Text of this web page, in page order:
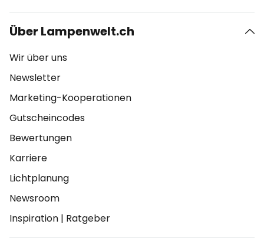
Über Lampenwelt.ch
Wir über uns
Newsletter
Marketing-Kooperationen
Gutscheincodes
Bewertungen
Karriere
Lichtplanung
Newsroom
Inspiration | Ratgeber